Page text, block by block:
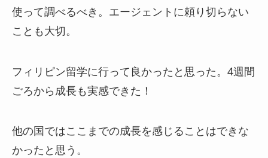
使って調べるべき。エージェントに頼り切らない
ことも大切。
フィリピン留学に行って良かったと思った。4週間
ごろから成長も実感できた！
他の国ではここまでの成長を感じることはできな
かったと思う。